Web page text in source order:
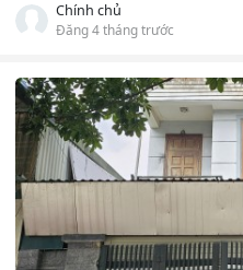
Chính chủ
Đăng 4 tháng trước